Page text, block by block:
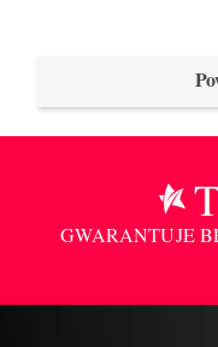
GWARANTUJE